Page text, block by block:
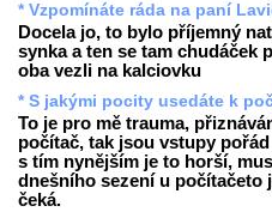
* Vzpomínáte ráda na paní
Docela jo, to bylo příjemný
synka a ten se tam chudáček
oba vezli na kalciovku
* S jakými pocity usedáte k
To je pro mě trauma,
počítač, tak jsou vstupy
s tím nynějším je to horší,
dnešního sezení u počítačeto
čeká.